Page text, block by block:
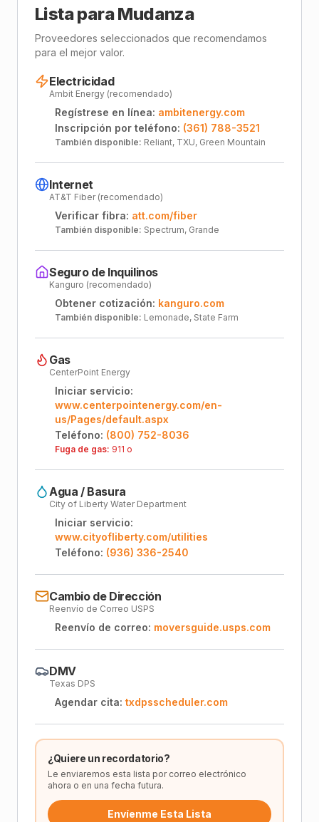
Lista para Mudanza
Proveedores seleccionados que recomendamos
para el mejor valor.
Electricidad
Ambit Energy (recomendado)
Regístrese en línea: ambitenergy.com
Inscripción por teléfono: (361) 788-3521
También disponible: Reliant, TXU, Green Mountain
Internet
AT&T Fiber (recomendado)
Verificar fibra: att.com/fiber
También disponible: Spectrum, Grande
Seguro de Inquilinos
Kanguro (recomendado)
Obtener cotización: kanguro.com
También disponible: Lemonade, State Farm
Gas
CenterPoint Energy
Iniciar servicio:
www.centerpointenergy.com/en-
us/Pages/default.aspx
Teléfono: (800) 752-8036
Fuga de gas: 911 o
Agua / Basura
City of Liberty Water Department
Iniciar servicio:
www.cityofliberty.com/utilities
Teléfono: (936) 336-2540
Cambio de Dirección
Reenvío de Correo USPS
Reenvío de correo: moversguide.usps.com
DMV
Texas DPS
Agendar cita: txdpsscheduler.com
¿Quiere un recordatorio?
Le enviaremos esta lista por correo electrónico
ahora o en una fecha futura.
Envíenme Esta Lista